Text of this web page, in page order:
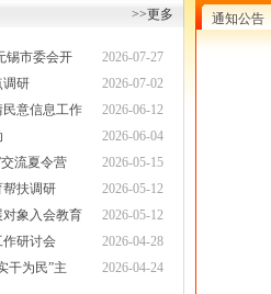
>>更多
2026-07-27
市委会开
2026-07-02
调研
2026-06-12
民意信息工作
2026-06-04
2026-05-15
流夏令营
2026-05-12
帮扶调研
2026-05-12
对象入会教育
2026-04-28
作研讨会
2026-04-24
干为民”主
通知公告